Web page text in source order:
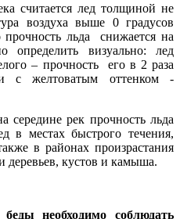
считается лед толщиной не
воздуха выше 0 градусов
прочность льда снижается на
определить визуально: лед
– прочность его в 2 раза
с желтоватым оттенком -
середине рек прочность льда
в местах быстрого течения,
в районах произрастания
деревьев, кустов и камыша.
необходимо соблюдать